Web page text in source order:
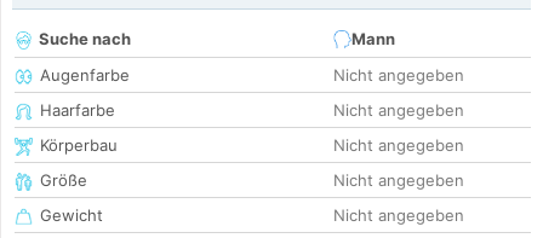
Suche nach
Mann
Augenfarbe
Nicht angegeben
Haarfarbe
Nicht angegeben
Körperbau
Nicht angegeben
Größe
Nicht angegeben
Gewicht
Nicht angegeben